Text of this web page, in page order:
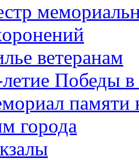
ветеранам
Победы
памяти
города